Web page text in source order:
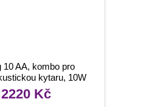
10 AA, kombo pro
kytaru, 10W
2220 Kč